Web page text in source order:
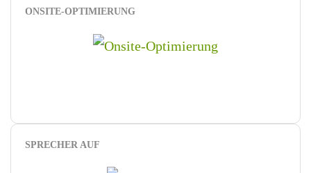
ONSITE-OPTIMIERUNG
SPRECHER AUF